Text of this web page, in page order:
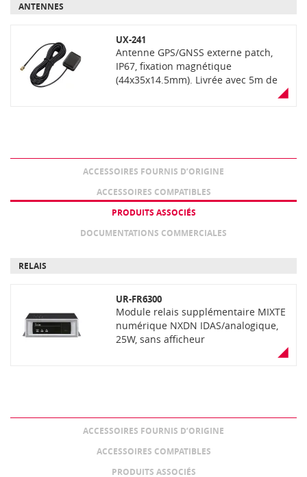
ANTENNES
UX-241
Antenne GPS/GNSS externe patch,
IP67, fixation magnétique
(44x35x14.5mm). Livrée avec 5m de
ACCESSOIRES FOURNIS D’ORIGINE
ACCESSOIRES COMPATIBLES
PRODUITS ASSOCIÉS
DOCUMENTATIONS COMMERCIALES
RELAIS
UR-FR6300
Module relais supplémentaire MIXTE
numérique NXDN IDAS/analogique,
25W, sans afficheur
ACCESSOIRES FOURNIS D’ORIGINE
ACCESSOIRES COMPATIBLES
PRODUITS ASSOCIÉS